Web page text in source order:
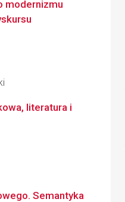
modernizmu
literatura i
Semantyka